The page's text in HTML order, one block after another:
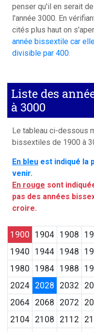
penser qu'il en serait
l'année 3000. En
cités plus haut on
année bissextile car
divisible par 400.
Liste des
à 3000
Le tableau ci-dessous
bissextiles de 1900 à
En bleuest indiqué la
venir.
En rouge sont
pas des années
croire.
1900 1904 1908
1940
1944 1948
1980
1984 1988
2024 2028 2032
2064 2068 2072
2104 2108 2112